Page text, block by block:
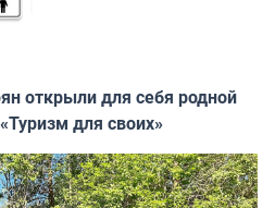
открыли для себя родной
для своих»